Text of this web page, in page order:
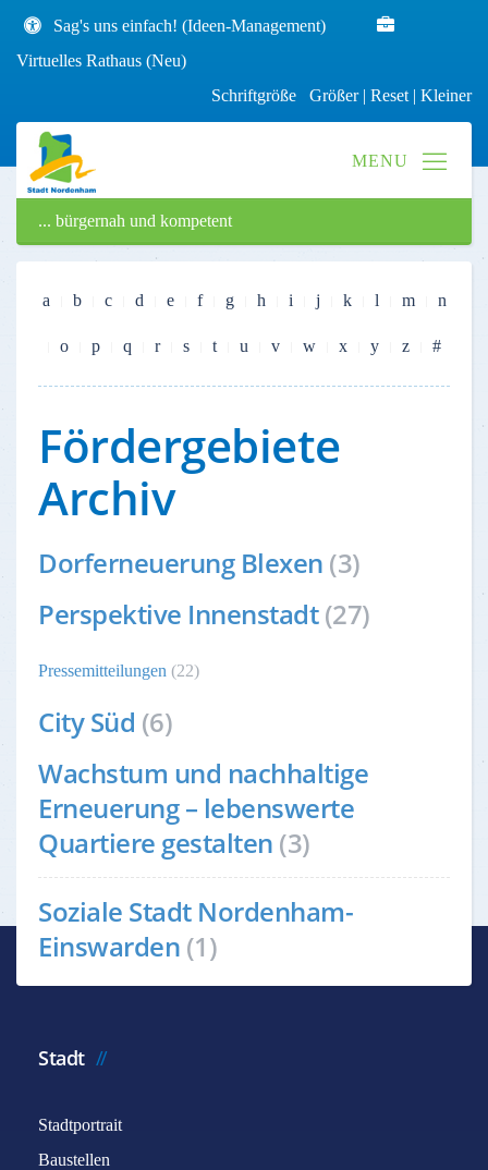
Sag's uns einfach! (Ideen-Management)
Virtuelles Rathaus (Neu)
Schriftgröße Größer| Reset | Kleiner
... bürgernah und kompetent
a b c d e f g h i j k l m n
o p q r s t u v w x y z #
Fördergebiete
Archiv
Dorferneuerung Blexen (3)
Perspektive Innenstadt (27)
Pressemitteilungen (22)
City Süd (6)
Wachstum und nachhaltige
Erneuerung – lebenswerte
Quartiere gestalten (3)
Soziale Stadt Nordenham-
Einswarden (1)
Stadt
Stadtportrait
Baustellen